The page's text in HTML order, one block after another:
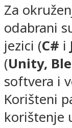
Za
odabrani
jezici (C# i
(Unity,
softvera i
Korišteni
korištenje